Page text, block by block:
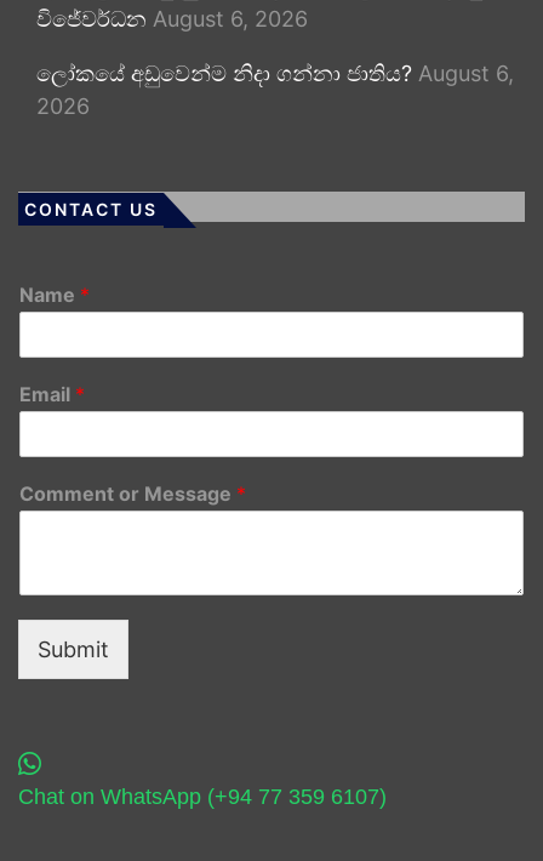
විජේවර්ධන August 6, 2026
ලෝකයේ අඩුවෙන්ම නිදා ගන්නා ජාතිය? August 6,
2026
CONTACT US
Name *
Email *
Comment or Message *
Submit
Chat on WhatsApp (+94 77 359 6107)